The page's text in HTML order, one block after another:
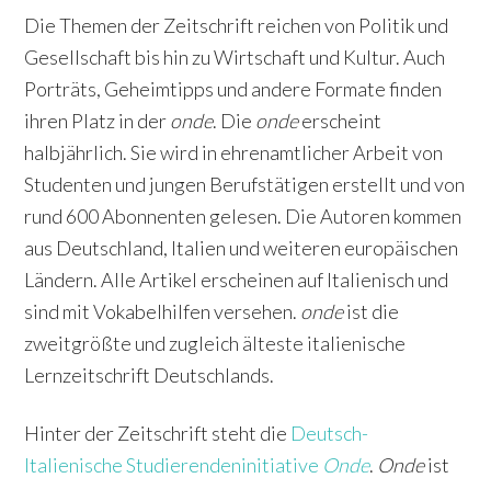
Die Themen der Zeitschrift reichen von Politik und
Gesellschaft bis hin zu Wirtschaft und Kultur. Auch
Porträts, Geheimtipps und andere Formate finden
ihren Platz in deronde. Die ondeerscheint
halbjährlich. Sie wird in ehrenamtlicher Arbeit von
Studenten und jungen Berufstätigen erstellt und von
rund 600 Abonnenten gelesen. Die Autoren kommen
aus Deutschland, Italien und weiteren europäischen
Ländern. Alle Artikel erscheinen auf Italienisch und
sind mit Vokabelhilfen versehen. ondeist die
zweitgrößte und zugleich älteste italienische
Lernzeitschrift Deutschlands.
Hinter der Zeitschrift steht die Deutsch-
Italienische Studierendeninitiative Onde. Ondeist